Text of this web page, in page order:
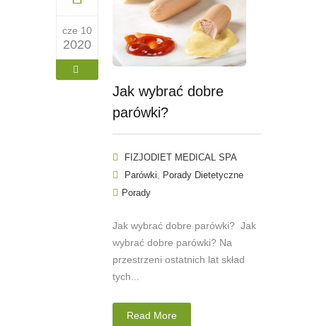
cze 10
2020
Jak wybrać dobre
parówki?
FIZJODIET MEDICAL SPA
Parówki
Porady Dietetyczne
Porady
Jak wybrać dobre parówki? Jak
wybrać dobre parówki? Na
przestrzeni ostatnich lat skład
tych...
Read More